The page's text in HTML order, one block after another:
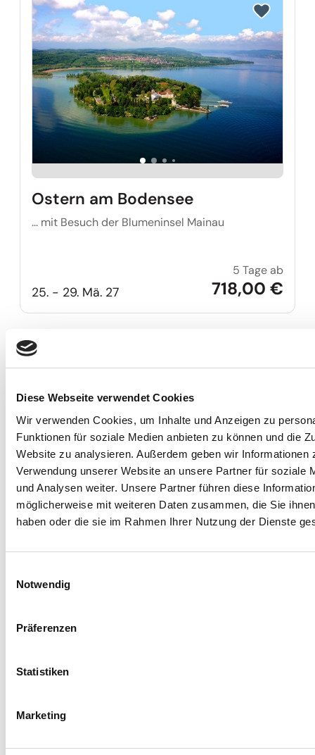
Diese Webseite verwendet Cookies
Wir verwenden Cookies, um Inhalte und Anzeigen zu
Funktionen für soziale Medien anbieten zu können und die
Website zu analysieren. Außerdem geben wir Informationen
Verwendung unserer Website an unsere Partner für soziale
und Analysen weiter. Unsere Partner führen diese
möglicherweise mit weiteren Daten zusammen, die Sie
haben oder die sie im Rahmen Ihrer Nutzung der Dienste
Notwendig
Präferenzen
Statistiken
Marketing
Reise auf
Ostern am Bodensee
... mit Besuch der Blumeninsel Mainau
25. - 29. Mä. 27
5 Tage ab
718,00 €
25. - 29. Mä. 27